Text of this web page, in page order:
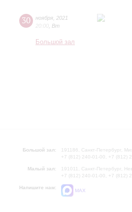
30 ноября 2021
20:00 Вт
Большой зал
Большой зал:
191186, Санкт-Петербург,
+7 (812) 240-01-00, +7 (812)
Малый зал:
191011, Санкт-Петербург,
+7 (812) 240-01-00, +7 (812)
Напишите нам:
MAX